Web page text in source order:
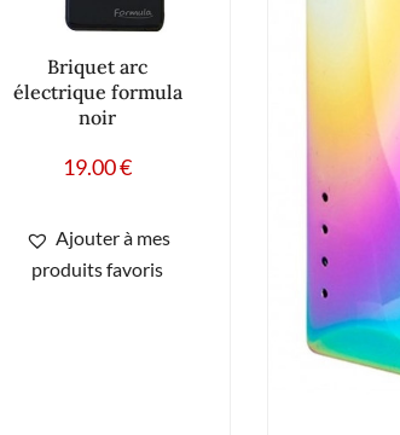
Briquet arc
électrique formula
noir
19.00€
Ajouter à mes
produits favoris